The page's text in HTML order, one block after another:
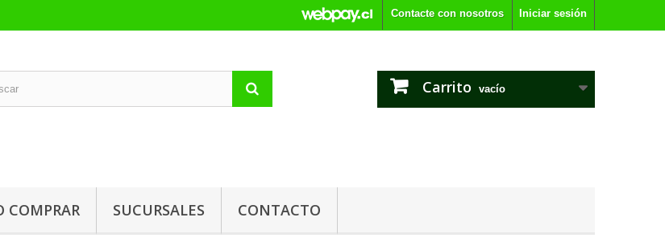
Iniciar sesión
Contacte con nosotros
Carrito vacío
COMPRAR SUCURSALES CONTACTO